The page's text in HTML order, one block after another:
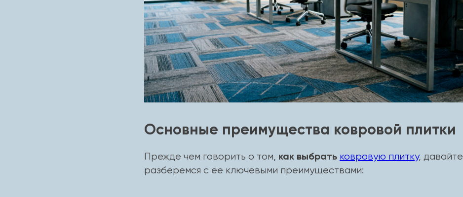
Основные преимущества ковровой плитки
Прежде чем говорить о том, как выбрать ковровую плитку, давайте
разберемся с ее ключевыми преимуществами: